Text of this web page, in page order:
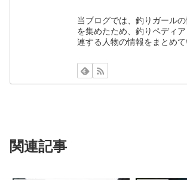
当ブログでは、釣りガール
を集めたため、釣りペディ
連する人物の情報をまとめて
関連記事